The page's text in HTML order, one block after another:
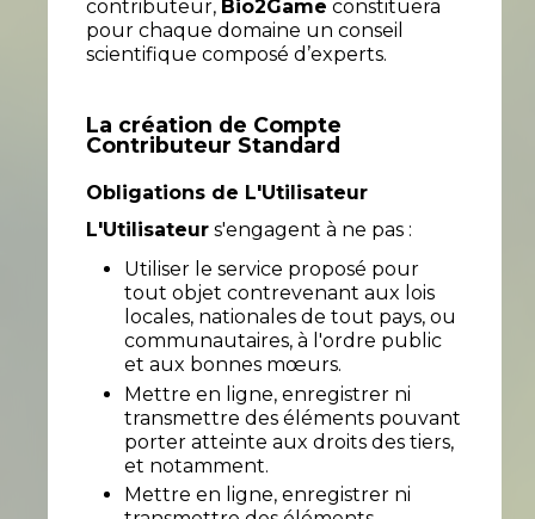
contributeur, Bio2Game constituera
pour chaque domaine un conseil
scientifique composé d’experts.
La création de Compte
Contributeur Standard
Obligations de L'Utilisateur
L'Utilisateur s'engagent à ne pas :
Utiliser le service proposé pour
tout objet contrevenant aux lois
locales, nationales de tout pays, ou
communautaires, à l'ordre public
et aux bonnes mœurs.
Mettre en ligne, enregistrer ni
transmettre des éléments pouvant
porter atteinte aux droits des tiers,
et notamment.
Mettre en ligne, enregistrer ni